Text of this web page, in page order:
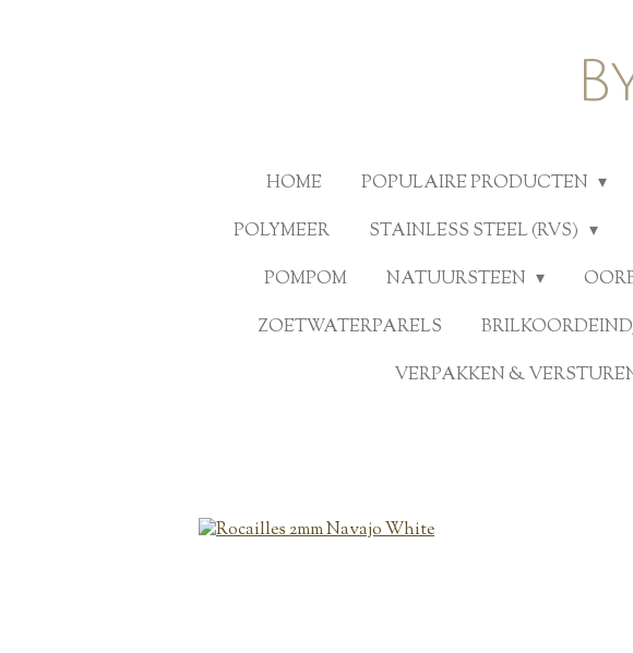
HOME POPULAIRE PRODUCTEN
POLYMEER
STAINLESS STEEL (RVS)
POMPOM
NATUURSTEEN
ZOETWATERPARELS
VERPAKKEN &